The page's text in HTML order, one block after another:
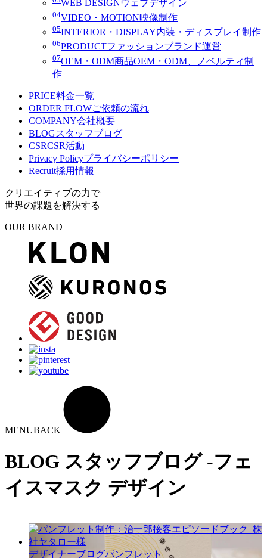
WEB DESIGN ウェブデザイン
04VIDEO・MOTION映像制作
05INTERIOR・DISPLAY内装・ディスプレイ制作
06PRODUCTファッションブランド運営
07OEM・ODM商品OEM・ODM、ノベルティ制
作
PRICE料金一覧
ORDER FLOWご依頼の流れ
COMPANY会社概要
BLOGスタッフブログ
CSRCSR活動
Privacy Policyプライバシーポリシー
Recruit採用情報
クリエイティブの力で
世界の課題を解決する
OUR BRAND
MENUBACK
BLOG スタッフブログ -フェ
イスマスク デザイン
デザイナーブログパンフレット